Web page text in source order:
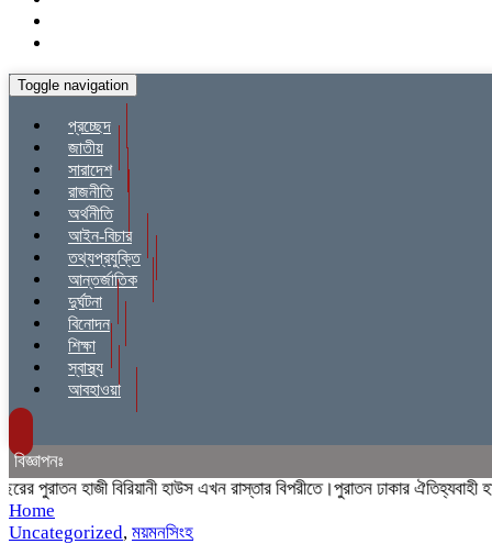
Toggle navigation
প্রচ্ছেদ
জাতীয়
সারাদেশ
রাজনীতি
অর্থনীতি
আইন-বিচার
তথ্যপ্রযুক্তি
আন্তর্জাতিক
দুর্ঘটনা
বিনোদন
শিক্ষা
স্বাস্থ্য
আবহাওয়া
বিজ্ঞাপনঃ
হাজী বিরিয়ানী হাউস এখন রাস্তার বিপরীতে।পুরাতন ঢাকার ঐতিহ্যবাহী
Home
Uncategorized, ময়মনসিংহ